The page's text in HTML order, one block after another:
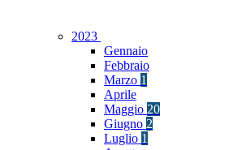
2023
Gennaio
Febbraio
Marzo 1
Aprile
Maggio 20
Giugno 2
Luglio 1